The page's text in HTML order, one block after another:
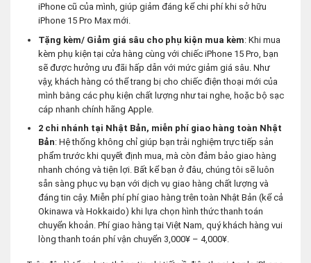
iPhone cũ của mình, giúp giảm đáng kể chi phí khi sở hữu
iPhone 15 Pro Max mới.
Tặng kèm/ Giảm giá sâu cho phụ kiện mua kèm: Khi mua
kèm phụ kiện tại cửa hàng cùng với chiếc iPhone 15 Pro, bạn
sẽ được hưởng ưu đãi hấp dẫn với mức giảm giá sâu. Như
vậy, khách hàng có thể trang bị cho chiếc điện thoại mới của
mình bằng các phụ kiện chất lượng như tai nghe, hoặc bộ sạc
cáp nhanh chính hãng Apple.
2 chi nhánh tại Nhật Bản, miễn phí giao hàng toàn Nhật
Bản: Hệ thống không chỉ giúp bạn trải nghiệm trực tiếp sản
phẩm trước khi quyết định mua, mà còn đảm bảo giao hàng
nhanh chóng và tiện lợi. Bất kể bạn ở đâu, chúng tôi sẽ luôn
sẵn sàng phục vụ bạn với dịch vụ giao hàng chất lượng và
đáng tin cậy. Miễn phí phí giao hàng trên toàn Nhật Bản (kể cả
Okinawa và Hokkaido) khi lựa chọn hình thức thanh toán
chuyển khoản. Phí giao hàng tại Việt Nam, quý khách hàng vui
lòng thanh toán phí vận chuyển 3,000¥ – 4,000¥.